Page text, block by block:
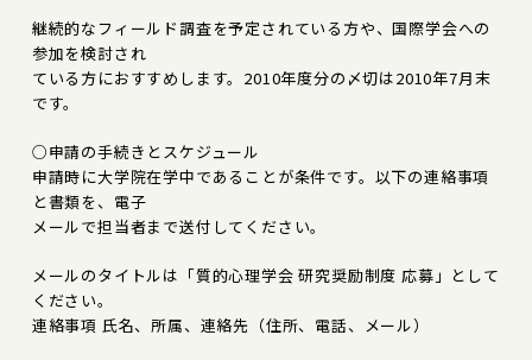
継続的なフィールド調査を予定されている方や、国際学会への
参加を検討され
ている方におすすめします。2010年度分の〆切は2010年7月末
です。
○申請の手続きとスケジュール
申請時に大学院在学中であることが条件です。以下の連絡事項
と書類を、電子
メールで担当者まで送付してください。
メールのタイトルは「質的心理学会 研究奨励制度 応募」として
ください。
連絡事項 氏名、所属、連絡先（住所、電話、メール）